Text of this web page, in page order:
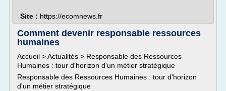
Site : https://ecomnews.fr
Comment devenir responsable ressources
humaines
Accueil > Actualités > Responsable des Ressources
Humaines : tour d'horizon d'un métier stratégique
Responsable des Ressources Humaines : tour d'horizon
d'un métier stratégique